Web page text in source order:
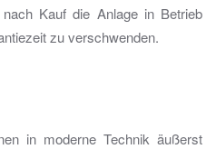
Kauf die Anlage in Betrieb
zu verschwenden.
in moderne Technik äußerst